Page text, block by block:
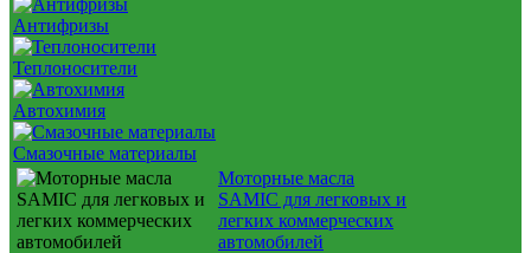
Антифризы
Теплоносители
Автохимия
Смазочные материалы
Моторные масла
SAMIC для легковых и
легких коммерческих
автомобилей